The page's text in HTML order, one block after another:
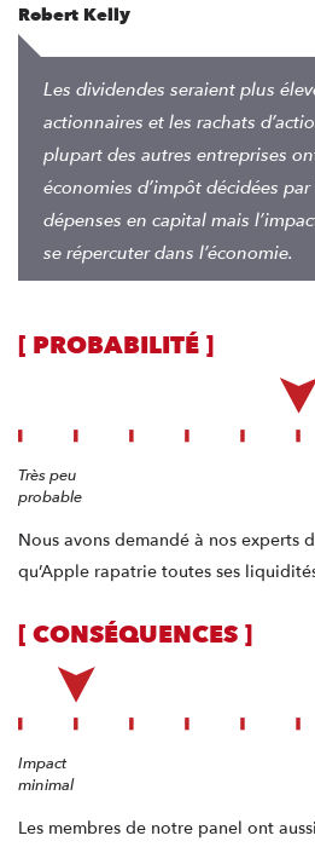
Robert Kelly
Les dividendes seraient plus
actionnaires et les rachats
plupart des autres entreprises
économies d’impôt décidées
dépenses en capital mais
se répercuter dans l’économie.
[ PROBABILITÉ ]
Nous avons demandé à nos experts
qu’Apple rapatrie toutes ses
Très peu
probable
[ CONSÉQUENCES ]
Les membres de notre panel ont
Impact
minimal